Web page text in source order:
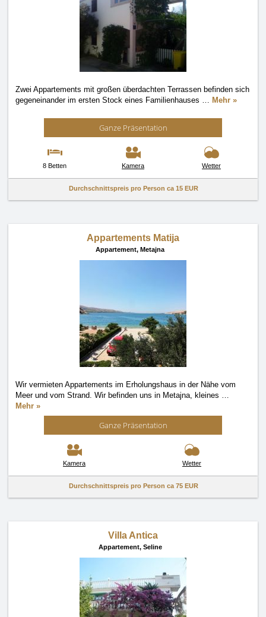
Zwei Appartements mit großen überdachten Terrassen befinden sich
gegeneinander im ersten Stock eines Familienhauses … Mehr »
Ganze Präsentation
8 Betten Kamera Wetter
Durchschnittspreis pro Person ca 15 EUR
Appartements Matija
Appartement, Metajna
Wir vermieten Appartements im Erholungshaus in der Nähe vom
Meer und vom Strand. Wir befinden uns in Metajna, kleines …
Mehr »
Ganze Präsentation
Kamera Wetter
Durchschnittspreis pro Person ca 75 EUR
Villa Antica
Appartement, Seline